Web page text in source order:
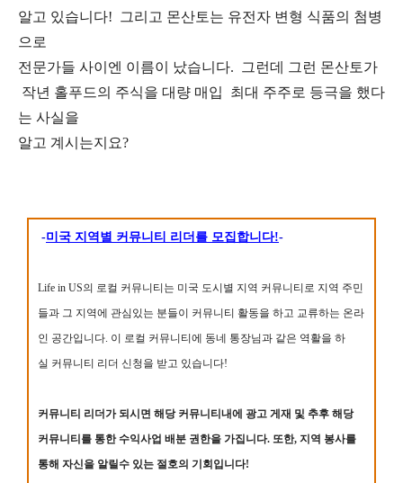
알고 있습니다! 그리고 몬산토는 유전자 변형 식품의 첨병
으로
전문가들 사이엔 이름이 났습니다. 그런데 그런 몬산토가
작년 홀푸드의 주식을 대량 매입 최대 주주로 등극을 했다
는 사실을
알고 계시는지요?
-미국 지역별 커뮤니티 리더를 모집합니다!-
Life in US의 로컬 커뮤니티는 미국 도시별 지역 커뮤니티로 지역 주민
들과 그 지역에 관심있는 분들이 커뮤니티 활동을 하고 교류하는 온라
인 공간입니다. 이 로컬 커뮤니티에 동네 통장님과 같은 역활을 하
실 커뮤니티 리더 신청을 받고 있습니다!
커뮤니티 리더가 되시면 해당 커뮤니티내에 광고 게재 및 추후 해당
커뮤니티를 통한 수익사업 배분 권한을 가집니다. 또한, 지역 봉사를
통해 자신을 알릴수 있는 절호의 기회입니다!